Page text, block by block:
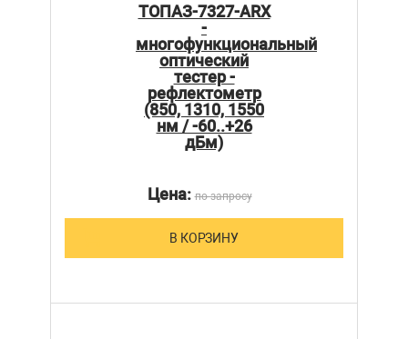
ТОПАЗ-7327-ARX
-
многофункциональный
оптический
тестер -
рефлектометр
(850, 1310, 1550
нм / -60..+26
дБм)
Цена:по запросу
В КОРЗИНУ